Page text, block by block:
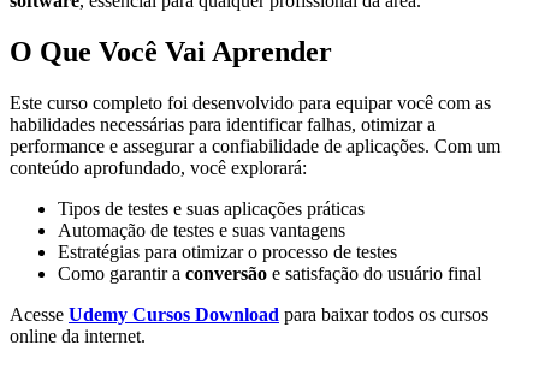
O Que Você Vai Aprender
Este curso completo foi desenvolvido para equipar você com as
habilidades necessárias para identificar falhas, otimizar a
performance e assegurar a confiabilidade de aplicações. Com um
conteúdo aprofundado, você explorará:
Tipos de testes e suas aplicações práticas
Automação de testes e suas vantagens
Estratégias para otimizar o processo de testes
Como garantir a conversão e satisfação do usuário final
Acesse Udemy Cursos Download para baixar todos os cursos
online da internet.